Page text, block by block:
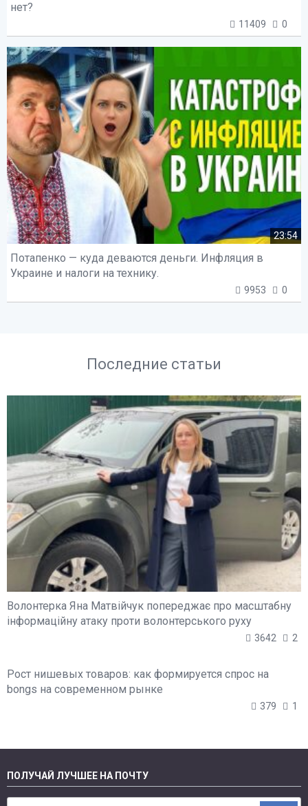
нет?
11409 0
23:54
Потапенко — куда деваются деньги. Инфляция в
Украине и налоги на технику.
9953 0
Последние статьи
Волонтерка Яна Матвійчук попереджає про масштабну
інформаційну атаку проти волонтерського руху
3642 2
Рост нишевых товаров: как формируется спрос на
bongs на современном рынке
379 1
ПОЛУЧАЙ ЛУЧШЕЕ НА ПОЧТУ